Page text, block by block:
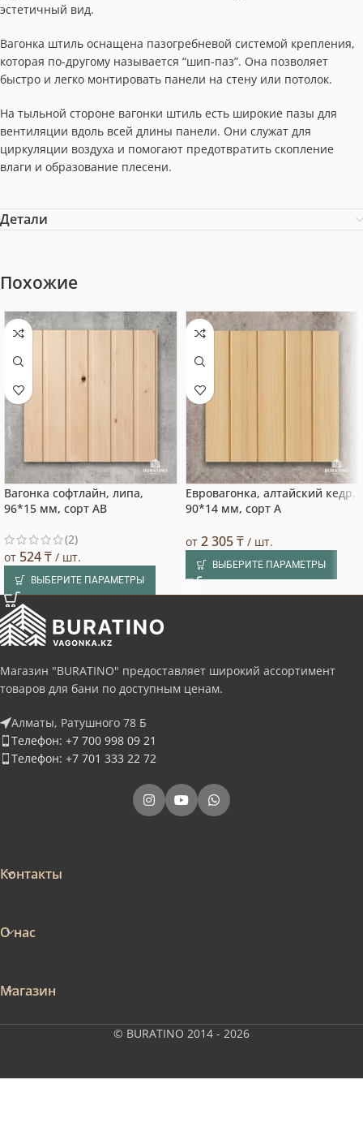
эстетичный вид.
Вагонка штиль оснащена пазогребневой системой крепления,
которая по-другому называется “шип-паз”. Она позволяет
быстро и легко монтировать панели на стену или потолок.
На тыльной стороне вагонки штиль есть широкие пазы для
вентиляции вдоль всей длины панели. Они служат для
циркуляции воздуха и помогают предотвратить скопление
влаги и образование плесени.
Детали
Похожие
Вагонка софтлайн, липа,
96*15 мм, сорт AB
(2)
от 524₸ / шт.
ВЫБЕРИТЕ ПАРАМЕТРЫ
Евровагонка, алтайский кедр,
90*14 мм, сорт A
от 2 305₸ / шт.
ВЫБЕРИТЕ ПАРАМЕТРЫ
Магазин "BURATINO" предоставляет широкий ассортимент
товаров для бани по доступным ценам.
Алматы, Ратушного 78 Б
Телефон: +7 700 998 09 21
Телефон: +7 701 333 22 72
Контакты
О нас
Магазин
© BURATINO 2014 - 2026